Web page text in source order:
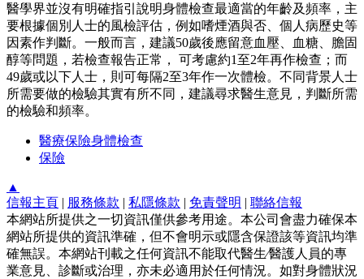
醫學界並沒有明確指引說明身體檢查最適當的年齡及頻率，主
要根據個別人士的風檢評估，例如嗜煙酒與否、個人病歷史等
因素作判斷。一般而言，建議50歲後應留意血壓、血糖、膽固
醇等問題，若檢查報告正常， 可考慮約1至2年再作檢查；而
49歲或以下人士，則可每隔2至3年作一次體檢。不同背景人士
所需要做的檢驗其實有所不同，建議尋求醫生意見，判斷所需
的檢驗和頻率。
醫療保險身體檢查
保險
▲
信報主頁 | 服務條款 | 私隱條款 | 免責聲明 | 聯絡信報
本網站所提供之一切資訊僅供參考用途。本公司會盡力確保本
網站所提供的資訊準確，但不會明示或隱含保證該等資訊均準
確無誤。本網站刊載之任何資訊不能取代醫生∕醫護人員的專
業意見、診斷或治理，亦未必適用於任何情況。如對身體狀況